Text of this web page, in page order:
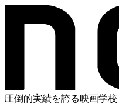
圧倒的実績を誇る映画学校